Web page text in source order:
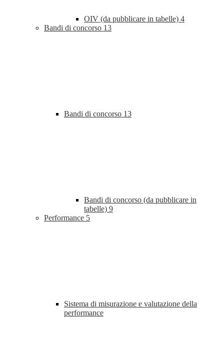
OIV (da pubblicare in tabelle) 4
Bandi di concorso 13
Bandi di concorso 13
Bandi di concorso (da pubblicare in
tabelle) 9
Performance 5
Sistema di misurazione e valutazione della
performance